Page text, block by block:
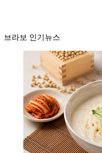
브라보 인기뉴스